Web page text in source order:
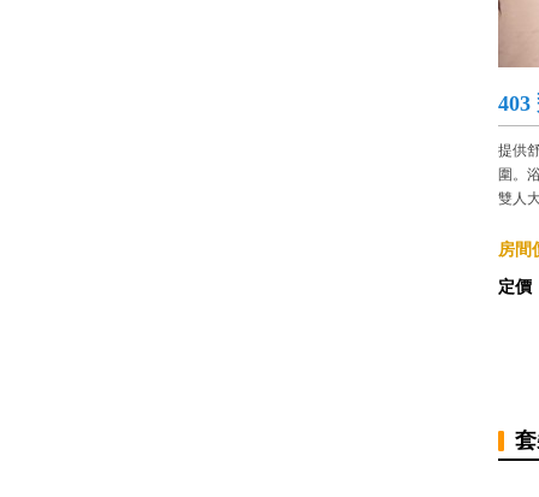
403
提供
圍。
雙人
房間
定價